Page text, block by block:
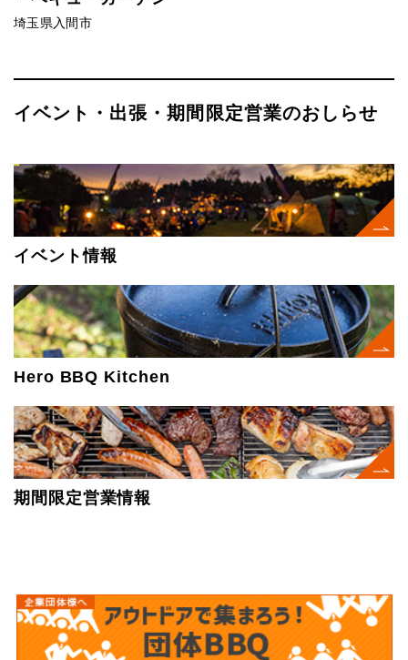
埼玉県入間市
イベント・出張・期間限定営業のおしらせ
イベント情報
Hero BBQ Kitchen
期間限定営業情報